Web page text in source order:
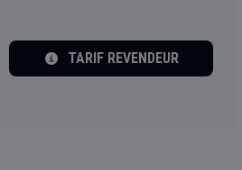
TARIF REVENDEUR